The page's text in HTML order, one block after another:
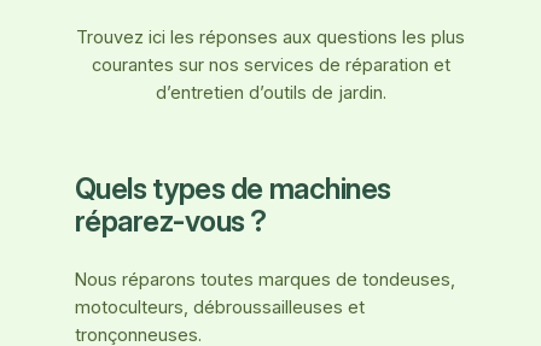
Trouvez ici les réponses aux questions les plus
courantes sur nos services de réparation et
d’entretien d’outils de jardin.
Quels types de machines
réparez-vous ?
Nous réparons toutes marques de tondeuses,
motoculteurs, débroussailleuses et
tronçonneuses.